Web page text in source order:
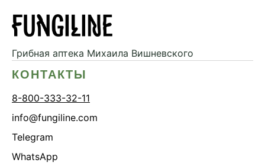
Грибная аптека Михаила Вишневского
КОНТАКТЫ
8-800-333-32-11
info@fungiline.com
Telegram
WhatsApp